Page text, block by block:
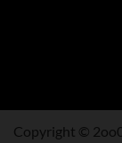
Copyright ©